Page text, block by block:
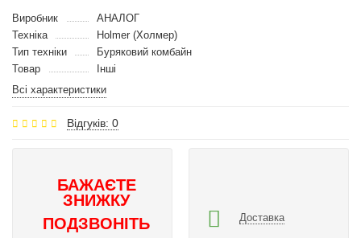
Виробник
АНАЛОГ
Техніка
Holmer (Холмер)
Тип техніки
Буряковий комбайн
Товар
Інші
Всі характеристики
Відгуків: 0
БАЖАЄТЕ
ЗНИЖКУ
ПОДЗВОНІТЬ
Доставка